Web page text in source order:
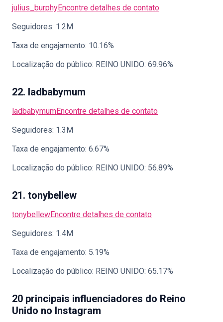
julius_burphyEncontre detalhes de contato
Seguidores: 1.2M
Taxa de engajamento: 10.16%
Localização do público: REINO UNIDO: 69.96%
22. ladbabymum
ladbabymumEncontre detalhes de contato
Seguidores: 1.3M
Taxa de engajamento: 6.67%
Localização do público: REINO UNIDO: 56.89%
21. tonybellew
tonybellewEncontre detalhes de contato
Seguidores: 1.4M
Taxa de engajamento: 5.19%
Localização do público: REINO UNIDO: 65.17%
20 principais influenciadores do Reino
Unido no Instagram